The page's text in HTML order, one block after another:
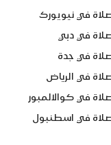
في نيويورك
في دبي
في جدة
في الرياض
في كوالالمبور
في اسطنبول